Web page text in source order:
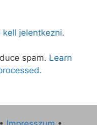
kell jelentkezni.
spam. Learn